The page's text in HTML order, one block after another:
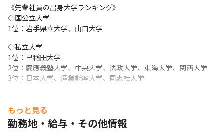
てください！
＜プロジェクト先の決め方について＞
適性、希望を参考にして案件を決定！
・先輩社員がいるチームに参画し、メンターメンティー制度も導
入しているので、困ったことなどがあれば気軽に相談してくださ
い
＜プロジェクトに関して＞
・大手案件が多く、プライム案件がほとんどです
《先輩社員の出身大学ランキング》
◇国公立大学
1位：岩手県立大学、山口大学
◇私立大学
1位：早稲田大学
2位：慶應義塾大学、中央大学、法政大学、東海大学、関西大学
3位：日本大学、産業能率大学、同志社大学
当社では未経験スタートの社員が多く在籍しています。
全くの未経験から「エンジニアを目指したい！」という想いを持
ち、実際に叶えている先輩たちばかりです！
もっと見る
勤務地・給与・その他情報